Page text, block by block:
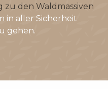
zu den Waldmassiven
in aller Sicherheit
gehen.